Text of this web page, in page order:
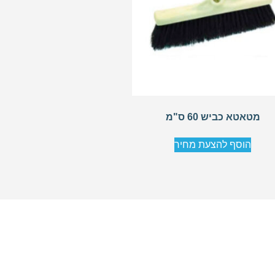
מטאטא כביש 60 ס"מ
הוסף להצעת מחיר